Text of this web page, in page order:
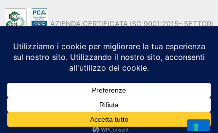
AZIENDA CERTIFICATA ISO 9001:2015- SETTORI
EA 35 - EA 37
Copyright © 2026 Tec Engineering Srl - Formazione
Professionale e Consulenza Strategica | Powered by Tec
Engineering S.r.l. - P.IVA 08301331214